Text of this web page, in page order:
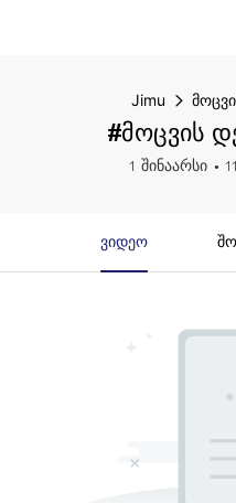
Jimu
#მოცვის
1 შინაარსი
Ვიდეო